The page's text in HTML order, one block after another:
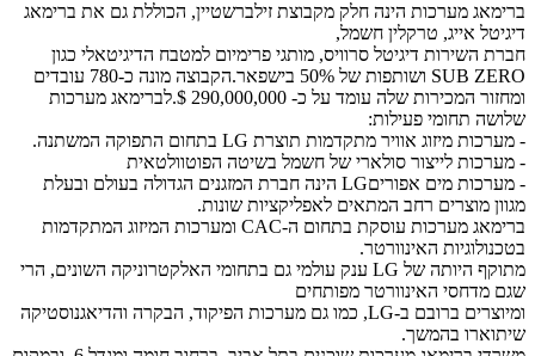
ברימאג מערכות הינה חלק מקבוצת זילברשטיין, הכוללת גם את ברימאג
דיגיטל אייג, טרקלין חשמל,
חברת השירות דיגיטל סרוויס, מותגי פרימיום למטבח הדיגיטאלי כגון
SUB ZERO ושותפות של 50% בישפאר.הקבוצה מונה כ-780 עובדים
ומחזור המכירות שלה עומד על כ- 290,000,000 $.לברימאג מערכות
שלושה תחומי פעילות:
- מערכות מיזוג אוויר מתקדמות תוצרת LG בתחום התפוקה המשתנה.
- מערכות לייצור סולארי של חשמל בשיטה הפוטוולטאית
- מערכות מים אפוריםLG הינה חברת המזגנים הגדולה בעולם ובעלת
מגוון מוצרים רחב המתאים לאפליקציות שונות.
ברימאג מערכות עוסקת בתחום ה-CAC ומערכות המיזוג המתקדמות
בטכנולוגיות האינוורטר.
מתוקף היותה של LG ענק עולמי גם בתחומי האלקטרוניקה השונים, הרי
שגם מדחסי האינוורטר מפותחים
ומיוצרים ברובם ב-LG, כמו גם מערכות הפיקוד, הבקרה והדיאגנוסטיקה
שיתוארו בהמשך.